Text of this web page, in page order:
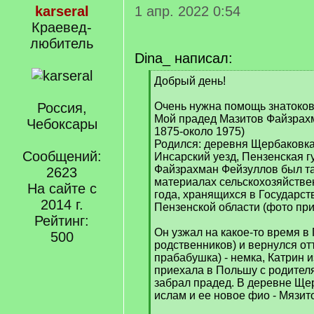
karseral
Краевед-
любитель
Россия,
Чебоксары
Сообщений:
2623
На сайте с
2014 г.
Рейтинг:
500
1 апр. 2022 0:54
Dina_ написал:
[
]
Добрый день!
Очень нужна помощь
Мой прадед Мазитов
1875-около 1975)
Родился: деревня
Инсарский уезд, Пензенская
Файзрахман Фейзуллов был
материалах
года, хранящихся в
Пензенской области (фото
Он узжал на какое-то время
родственников) и вернулся
прабабушка) - немка, Катрин
приехала в Польшу с
забрал прадед. В деревне
ислам и ее новое фио -